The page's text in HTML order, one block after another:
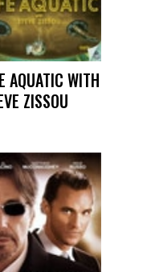
AQUATIC WITH
ZISSOU